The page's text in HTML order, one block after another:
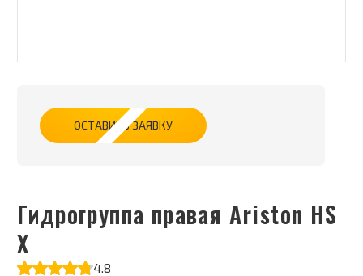
Гидрогруппа правая Ariston HS
X
4.8
ОСТАВИТЬ ЗАЯВКУ